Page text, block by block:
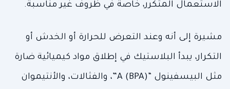
الاستعمال المتكرر، خاصة في ظروف غير مناسبة.
مشيرة إلى أنه وعند التعرض للحرارة أو الخدش أو
التكرار، يبدأ البلاستيك في إطلاق مواد كيميائية ضارة
مثل البيسفينول “A (BPA)”، والفثالات، والأنتيموان